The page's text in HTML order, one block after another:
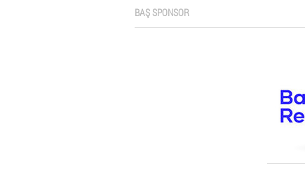
BAŞ SPONSOR